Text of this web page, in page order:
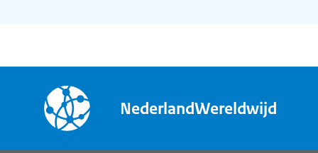
NederlandWereldwijd